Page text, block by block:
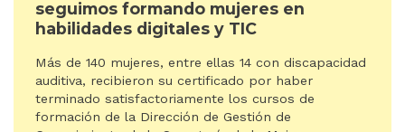
En los Centros de Inclusión digital
seguimos formando mujeres en
Más de 140 mujeres, entre ellas 14 con discapacidad
auditiva, recibieron su certificado por haber
terminado satisfactoriamente los cursos de